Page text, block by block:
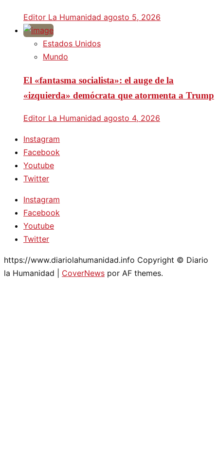
Editor La Humanidad agosto 5, 2026
Estados Unidos
Mundo
El «fantasma socialista»: el auge de la
«izquierda» demócrata que atormenta a Trump
Editor La Humanidad agosto 4, 2026
Instagram
Facebook
Youtube
Twitter
Instagram
Facebook
Youtube
Twitter
https://www.diariolahumanidad.info Copyright © Diario
la Humanidad
CoverNews por AF themes.